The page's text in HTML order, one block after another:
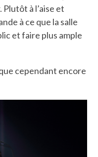
à l’aise et
à ce que la salle
et faire plus ample
cependant encore